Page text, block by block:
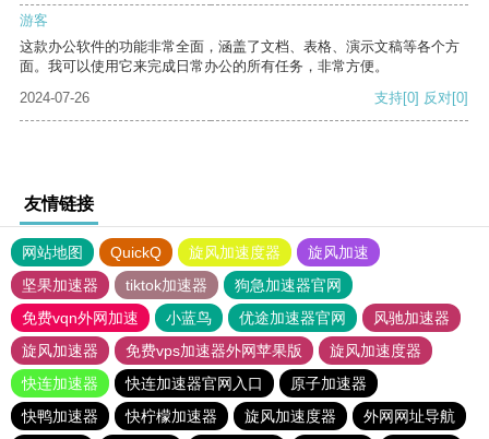
游客
这款办公软件的功能非常全面，涵盖了文档、表格、演示文稿等各个方
面。我可以使用它来完成日常办公的所有任务，非常方便。
2024-07-26
支持[0] 反对[0]
友情链接
网站地图 QuickQ 旋风加速度器
旋风加速
坚果加速器
tiktok加速器
狗急加速器官网
免费vqn外网加速
小蓝鸟 优途加速器官网
风驰加速器
旋风加速器
免费vps加速器外网苹果版
旋风加速度器
快连加速器
快连加速器官网入口
原子加速器
快鸭加速器
快柠檬加速器 旋风加速度器
外网网址导航